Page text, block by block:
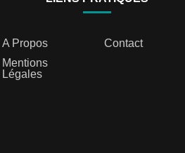
A Propos
Contact
Mentions
Légales